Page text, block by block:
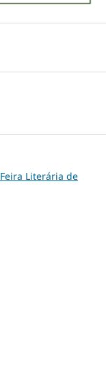
Literária de